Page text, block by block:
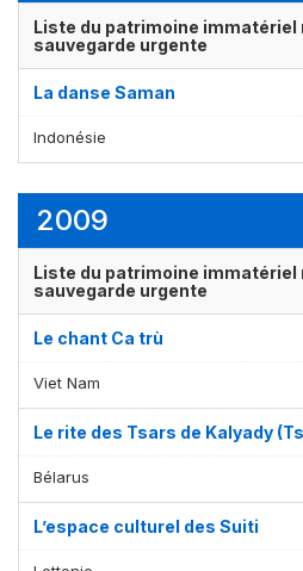
Liste du patrimoine
sauvegarde urgente
La danse Saman
Indonésie
2009
Liste du patrimoine
sauvegarde urgente
Le chant Ca trù
Viet Nam
Le rite des Tsars de Kalyady
Bélarus
L’espace culturel des Suiti